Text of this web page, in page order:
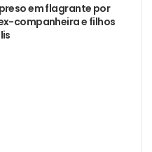
em flagrante por
companheira e filhos